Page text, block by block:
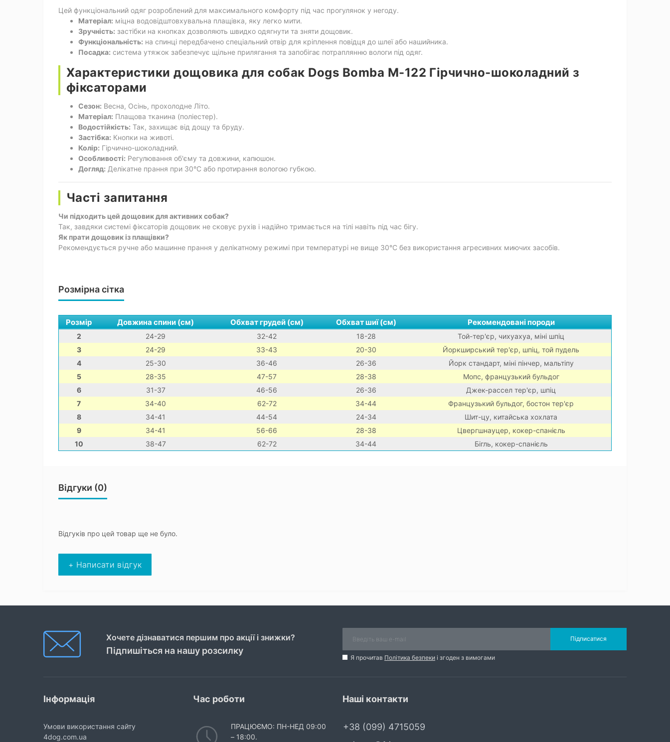
Цей функціональний одяг розроблений для максимального комфорту під час прогулянок у негоду.
Матеріал: міцна водовідштовхувальна плащівка, яку легко мити.
Зручність: застібки на кнопках дозволяють швидко одягнути та зняти дощовик.
Функціональність: на спинці передбачено спеціальний отвір для кріплення повідця до шлеї або нашийника.
Посадка: система утяжок забезпечує щільне прилягання та запобігає потраплянню вологи під одяг.
Характеристики дощовика для собак Dogs Bomba M-122 Гірчично-шоколадний з
фіксаторами
Сезон: Весна, Осінь, прохолодне Літо.
Матеріал: Плащова тканина (поліестер).
Водостійкість: Так, захищає від дощу та бруду.
Застібка: Кнопки на животі.
Колір: Гірчично-шоколадний.
Особливості: Регулювання об'єму та довжини, капюшон.
Догляд: Делікатне прання при 30°C або протирання вологою губкою.
Часті запитання
Чи підходить цей дощовик для активних собак?
Так, завдяки системі фіксаторів дощовик не сковує рухів і надійно тримається на тілі навіть під час бігу.
Як прати дощовик із плащівки?
Рекомендується ручне або машинне прання у делікатному режимі при температурі не вище 30°C без використання агресивних миючих засобів.
Розмірна сітка
Розмір Довжина спини (см) Обхват грудей (см) Обхват шиї (см) Рекомендовані породи
2 24-29 32-42 18-28
Той-тер'єр, чихуахуа, міні шпіц
3
24-29 33-43 20-30
Йоркширський тер'єр, шпіц, той пудель
4
25-30 36-46 26-36
Йорк стандарт, міні пінчер, мальтіпу
5
28-35 47-57 28-38
Мопс, французький бульдог
6
31-37 46-56 26-36
Джек-рассел тер'єр, шпіц
7
34-40 62-72 34-44
Французький бульдог, бостон тер'єр
8
34-41 44-54 24-34
Шит-цу, китайська хохлата
9
34-41 56-66 28-38
Цвергшнауцер, кокер-спанієль
10
38-47 62-72 34-44 Бігль, кокер-спанієль
Відгуки (0)
Відгуків про цей товар ще не було.
+ Написати відгук
Хочете дізнаватися першим про акції і знижки?
Підпишіться на нашу розсилку
Підписатися
Я прочитав Політика безпеки і згоден з вимогами
Інформація
Умови використання сайту
4dog.com.ua
Час роботи
ПРАЦЮЄМО: ПН-НЕД 09:00
– 18:00.
Наші контакти
+38 (099) 4715059